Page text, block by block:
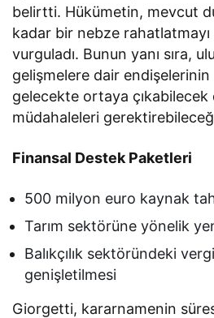
belirtti. Hükümetin, mevcut
kadar bir nebze
vurguladı. Bunun yanı sıra,
gelişmelere dair
gelecekte ortaya çıkabilecek
müdahaleleri
Finansal Destek Paketleri
500 milyon euro kaynak
Tarım sektörüne yönelik
Balıkçılık sektöründeki
genişletilmesi
Giorgetti, kararnamenin